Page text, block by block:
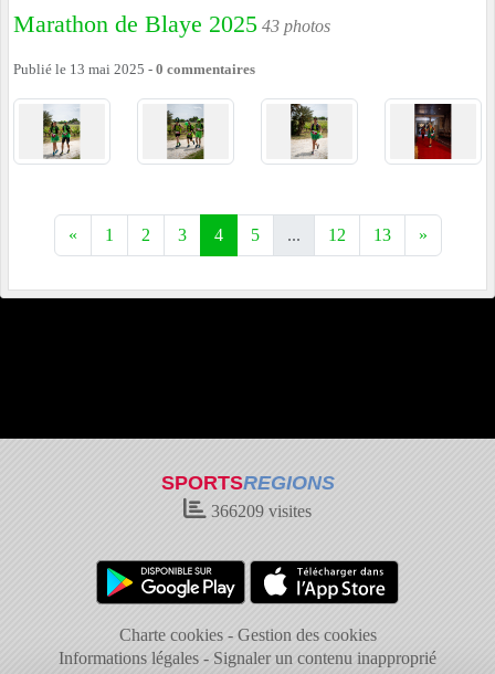
Marathon de Blaye 2025 43 photos
Publié le 13 mai 2025 - 0 commentaires
« 1 2 3 4 5 ... 12 13 »
SPORTSREGIONS
366209 visites
Charte cookies
Gestion des cookies
Informations légales
Signaler un contenu inapproprié